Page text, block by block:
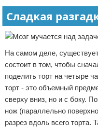
Сладкая
На самом деле,
состоит в том, чтобы
поделить торт на четыре
торт - это объемный
сверху вниз, но и с боку.
нож (параллельно
разрез вдоль всего торта.